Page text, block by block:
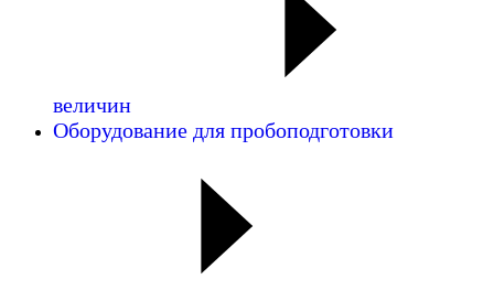
величин
Оборудование для пробоподготовки